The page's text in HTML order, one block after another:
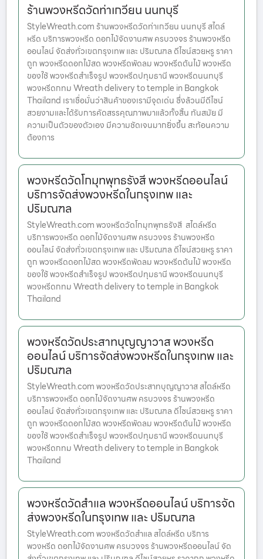
ร้านพวงหรีดวัดท่าเกวียน นนทบุรี
StyleWreath.com ร้านพวงหรีดวัดท่าเกวียน นนทบุรี สไตล์
หรีด บริการพวงหรีด ดอกไม้จัดงานศพ ครบวงจร ร้านพวงหรีด
ออนไลน์ จัดส่งทั่วเขตกรุงเทพ และ ปริมณฑล ดีไซน์สวยหรู ราคา
ถูก พวงหรีดดอกไม้สด พวงหรีดพัดลม พวงหรีดต้นไม้ พวงหรีด
ของใช้ พวงหรีดสำเร็จรูป พวงหรีดปทุมธานี พวงหรีดนนทบุรี
พวงหรีดกทม Wreath delivery to temple in Bangkok
Thailand เราเชื่อมั่นว่าสินค้าของเรามีจุดเด่น ซึ่งล้วนมีดีไซน์
สวยงามและได้รับการคัดสรรคุณภาพมาแล้วทั้งสิ้น ทันสมัย มี
ความเป็นตัวของตัวเอง มีความชัดเจนมากยิ่งขึ้น สะท้อนความ
ต้องการ
พวงหรีดวัดโกมุทพุทธรังสี พวงหรีดออนไลน์
บริการจัดส่งพวงหรีดในกรุงเทพ และ
ปริมณฑล
StyleWreath.com พวงหรีดวัดโกมุทพุทธรังสี สไตล์หรีด
บริการพวงหรีด ดอกไม้จัดงานศพ ครบวงจร ร้านพวงหรีด
ออนไลน์ จัดส่งทั่วเขตกรุงเทพ และ ปริมณฑล ดีไซน์สวยหรู ราคา
ถูก พวงหรีดดอกไม้สด พวงหรีดพัดลม พวงหรีดต้นไม้ พวงหรีด
ของใช้ พวงหรีดสำเร็จรูป พวงหรีดปทุมธานี พวงหรีดนนทบุรี
พวงหรีดกทม Wreath delivery to temple in Bangkok
Thailand
พวงหรีดวัดประสาทบุญญาวาส พวงหรีด
ออนไลน์ บริการจัดส่งพวงหรีดในกรุงเทพ และ
ปริมณฑล
StyleWreath.com พวงหรีดวัดประสาทบุญญาวาส สไตล์หรีด
บริการพวงหรีด ดอกไม้จัดงานศพ ครบวงจร ร้านพวงหรีด
ออนไลน์ จัดส่งทั่วเขตกรุงเทพ และ ปริมณฑล ดีไซน์สวยหรู ราคา
ถูก พวงหรีดดอกไม้สด พวงหรีดพัดลม พวงหรีดต้นไม้ พวงหรีด
ของใช้ พวงหรีดสำเร็จรูป พวงหรีดปทุมธานี พวงหรีดนนทบุรี
พวงหรีดกทม Wreath delivery to temple in Bangkok
Thailand
พวงหรีดวัดสำแล พวงหรีดออนไลน์ บริการจัด
ส่งพวงหรีดในกรุงเทพ และ ปริมณฑล
StyleWreath.com พวงหรีดวัดสำแล สไตล์หรีด บริการ
พวงหรีด ดอกไม้จัดงานศพ ครบวงจร ร้านพวงหรีดออนไลน์ จัด